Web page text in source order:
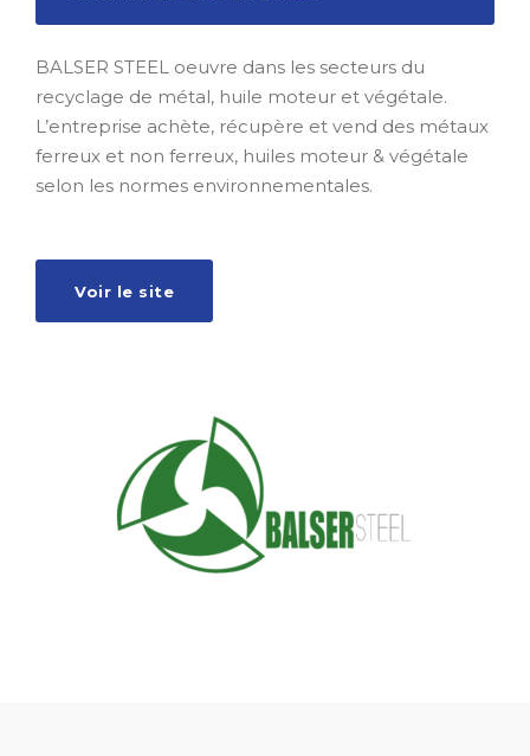
BALSER STEEL oeuvre dans les secteurs du
recyclage de métal, huile moteur et végétale.
L’entreprise achète, récupère et vend des métaux
ferreux et non ferreux, huiles moteur & végétale
selon les normes environnementales.
Voir le site